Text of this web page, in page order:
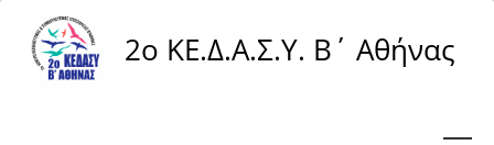
Μετάβαση
περιεχόμενο
2ο ΚΕ.Δ.Α.Σ.Υ. Β΄ Αθήνας